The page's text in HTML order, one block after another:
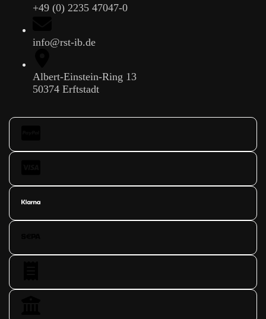
+49 (0) 2235 47047-0
info@rst-ib.de
Albert-Einstein-Ring 13
50374 Erftstadt